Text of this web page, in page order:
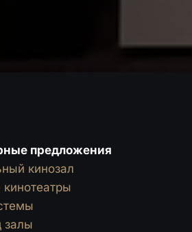
предложения
кинозал
залы